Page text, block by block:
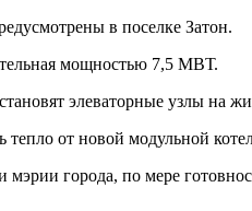
в поселке Затон.
мощностью 7,5 МВТ.
элеваторные узлы на
от новой модульной
мэрии города, по мере